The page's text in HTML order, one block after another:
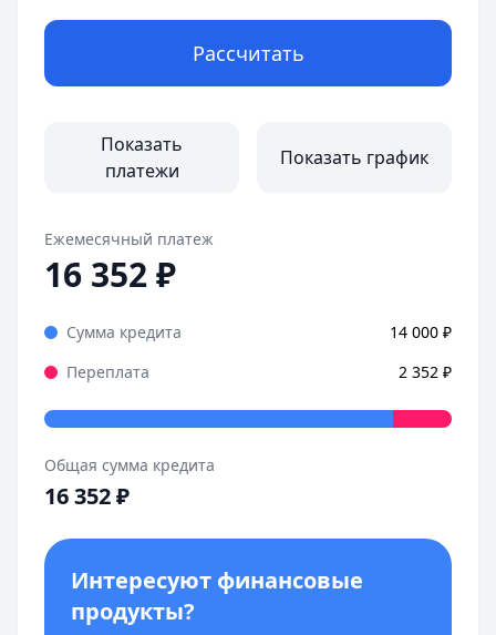
Рассчитать
Показать
платежи
Показать график
Ежемесячный платеж
16 352₽
Сумма кредита 14 000 ₽
Переплата
2 352 ₽
Общая сумма кредита
16 352₽
Интересуют финансовые
продукты?